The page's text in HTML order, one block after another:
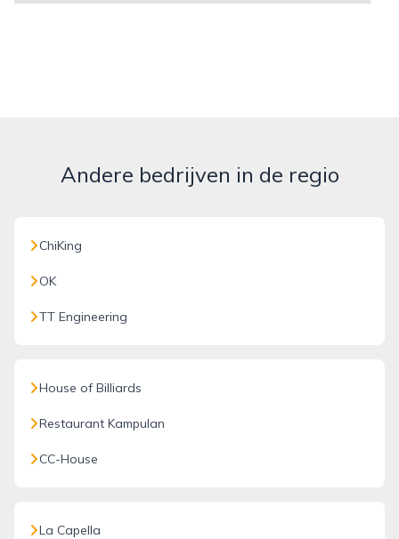
Andere bedrijven in de regio
ChiKing
OK
TT Engineering
House of Billiards
Restaurant Kampulan
CC-House
La Capella